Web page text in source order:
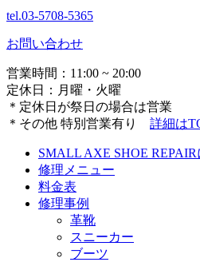
tel.03-5708-5365
お問い合わせ
営業時間：11:00 ~ 20:00
定休日：月曜・火曜
＊定休日が祭日の場合は営業
＊その他 特別営業有り 詳細は
SMALL AXE SHOE REPAIR
修理メニュー
料金表
修理事例
革靴
スニーカー
ブーツ